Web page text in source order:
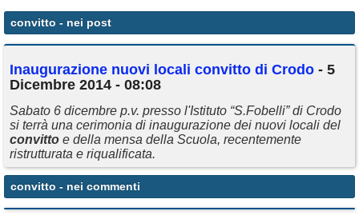
Calendario
Annunci
convitto - nei post
Inaugurazione nuovi locali convitto di Crodo - 5
Dicembre 2014 - 08:08
Sabato 6 dicembre p.v. presso l'Istituto “S.Fobelli” di Crodo
si terrà una cerimonia di inaugurazione dei nuovi locali del
convitto e della mensa della Scuola, recentemente
ristrutturata e riqualificata.
convitto - nei commenti